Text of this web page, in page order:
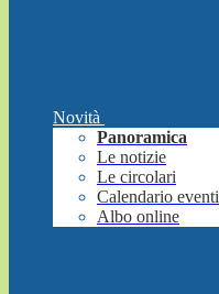
Novità
Panoramica
Le notizie
Le circolari
Calendario eventi
Albo online